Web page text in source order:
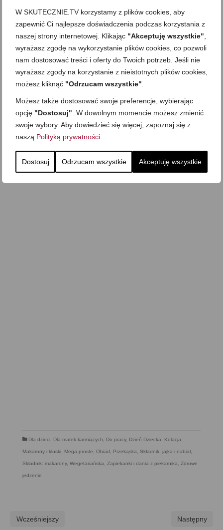
W SKUTECZNIE.TV korzystamy z plików cookies, aby
zapewnić Ci najlepsze doświadczenia podczas korzystania z
naszej strony internetowej. Klikając "Akceptuję wszystkie"
wyrażasz zgodę na wykorzystanie plików cookies, co pozwoli
nam dostosować treści i oferty do Twoich potrzeb. Jeśli nie
wyrażasz zgody na korzystanie z nieistotnych plików cookies,
możesz kliknąć "Odrzucam wszystkie"
Możesz także dostosować swoje preferencje, wybierając
opcję "Dostosuj" . W dowolnym momencie możesz zmienić
swoje wybory. Aby dowiedzieć się więcej, zapoznaj się z
naszą Polityką prywatności
Dostosuj Odrzucam wszystkie Akceptuję wszystkie
Dla dzieci Dla matek karmiących Do pracy, Dzień Dziecka Kolacja
Makarony i kluski Mega proste Obiad Przekąska Składnik: jajka i nabiał
Składnik: makarony, Wegetariańska Zapiekanki i dania z piekarnika Zdrowe
jedzenie
Wcześniejszy Następny